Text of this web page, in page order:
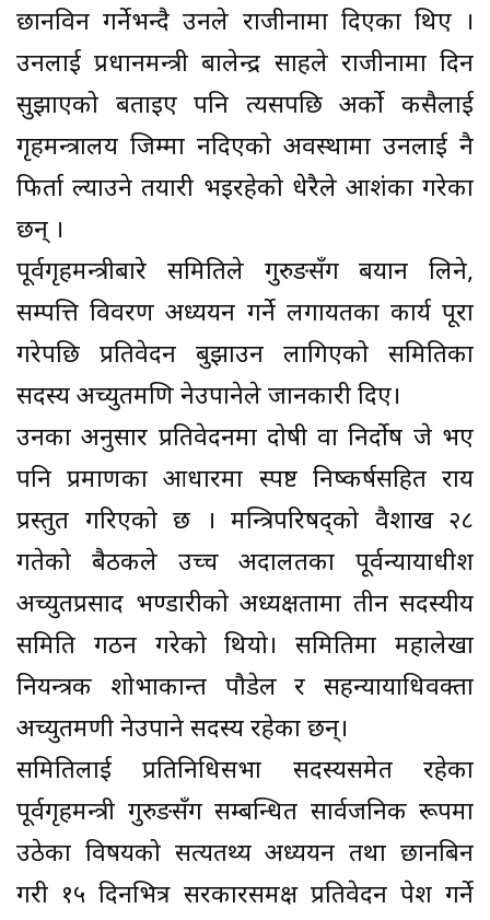
छानविन गर्नेभन्दै उनले राजीनामा दिएका थिए ।
उनलाई प्रधानमन्त्री बालेन्द्र साहले राजीनामा दिन
सुझाएको बताइए पनि त्यसपछि अर्को कसैलाई
गृहमन्त्रालय जिम्मा नदिएको अवस्थामा उनलाई नै
फिर्ता ल्याउने तयारी भइरहेको धेरैले आशंका गरेका
छन् ।
पूर्वगृहमन्त्रीबारे समितिले गुरुङसँग बयान लिने,
सम्पत्ति विवरण अध्ययन गर्ने लगायतका कार्य पूरा
गरेपछि प्रतिवेदन बुझाउन लागिएको समितिका
सदस्य अच्युतमणि नेउपानेले जानकारी दिए।
उनका अनुसार प्रतिवेदनमा दोषी वा निर्दोष जे भए
पनि प्रमाणका आधारमा स्पष्ट निष्कर्षसहित राय
प्रस्तुत गरिएको छ । मन्त्रिपरिषद्को वैशाख २८
गतेको बैठकले उच्च अदालतका पूर्वन्यायाधीश
अच्युतप्रसाद भण्डारीको अध्यक्षतामा तीन सदस्यीय
समिति गठन गरेको थियो। समितिमा महालेखा
नियन्त्रक शोभाकान्त पौडेल र सहन्यायाधिवक्ता
अच्युतमणी नेउपाने सदस्य रहेका छन्।
समितिलाई प्रतिनिधिसभा सदस्यसमेत रहेका
पूर्वगृहमन्त्री गुरुङसँग सम्बन्धित सार्वजनिक रूपमा
उठेका विषयको सत्यतथ्य अध्ययन तथा छानबिन
गरी १५ दिनभित्र सरकारसमक्ष प्रतिवेदन पेश गर्ने